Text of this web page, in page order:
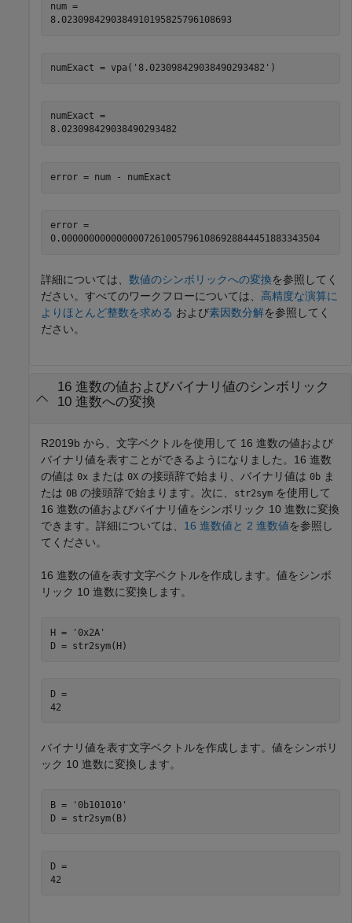
num =
8.0230984290384910195825796108693
numExact = vpa('8.023098429038490293482')
numExact =
8.023098429038490293482
error = num - numExact
error =
0.00000000000000072610057961086928844451883343504
詳細については、 数値のシンボリックへの変換を参照してく
ださい。すべてのワークフローについては、 高精度な演算に
よりほとんど整数を求める および素因数分解を参照してく
ださい。
16 進数の値およびバイナリ値のシンボリック
10 進数への変換
R2019b から、文字ベクトルを使用して 16 進数の値および
バイナリ値を表すことができるようになりました。16 進数
の値は 0x または 0X の接頭辞で始まり、バイナリ値は 0b ま
たは 0B の接頭辞で始まります。次に、 str2sym を使用して
16 進数の値およびバイナリ値をシンボリック 10 進数に変換
できます。詳細については、 16 進数値と 2 進数値を参照し
てください。
16 進数の値を表す文字ベクトルを作成します。値をシンボ
リック 10 進数に変換します。
H = '0x2A'
D = str2sym(H)
D =
42
バイナリ値を表す文字ベクトルを作成します。値をシンボリ
ック 10 進数に変換します。
B = '0b101010'
D = str2sym(B)
D =
42